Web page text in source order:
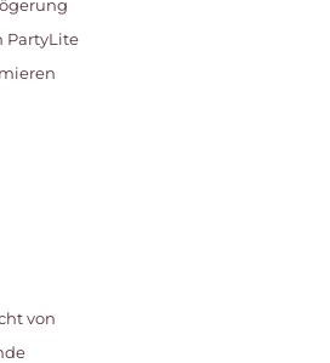
PartyLite
von